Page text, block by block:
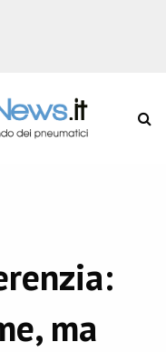
ma